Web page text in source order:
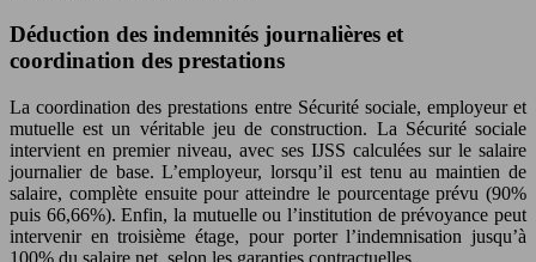
Déduction des indemnités journalières et
coordination des prestations
La coordination des prestations entre Sécurité sociale, employeur et
mutuelle est un véritable jeu de construction. La Sécurité sociale
intervient en premier niveau, avec ses IJSS calculées sur le salaire
journalier de base. L’employeur, lorsqu’il est tenu au maintien de
salaire, complète ensuite pour atteindre le pourcentage prévu (90%
puis 66,66%). Enfin, la mutuelle ou l’institution de prévoyance peut
intervenir en troisième étage, pour porter l’indemnisation jusqu’à
100% du salaire net, selon les garanties contractuelles.